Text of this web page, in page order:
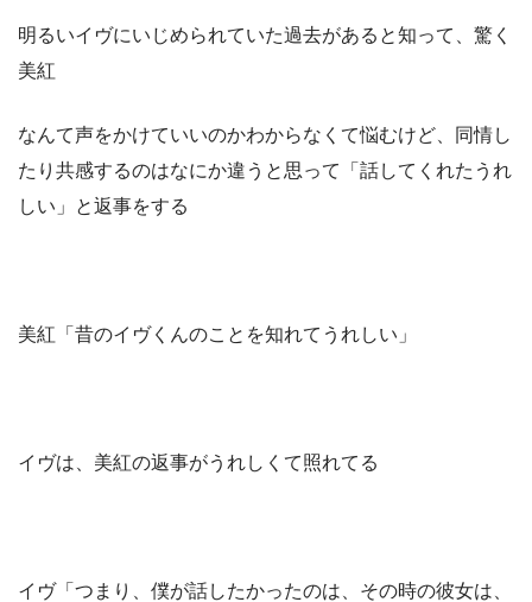
明るいイヴにいじめられていた過去があると知って、驚く
美紅
なんて声をかけていいのかわからなくて悩むけど、同情し
たり共感するのはなにか違うと思って「話してくれたうれ
しい」と返事をする
美紅「昔のイヴくんのことを知れてうれしい」
イヴは、美紅の返事がうれしくて照れてる
イヴ「つまり、僕が話したかったのは、その時の彼女は、